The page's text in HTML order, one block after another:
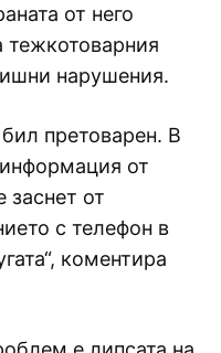
от него
нарушения.
претоварен. В
от
заснет от
с телефон в
коментира